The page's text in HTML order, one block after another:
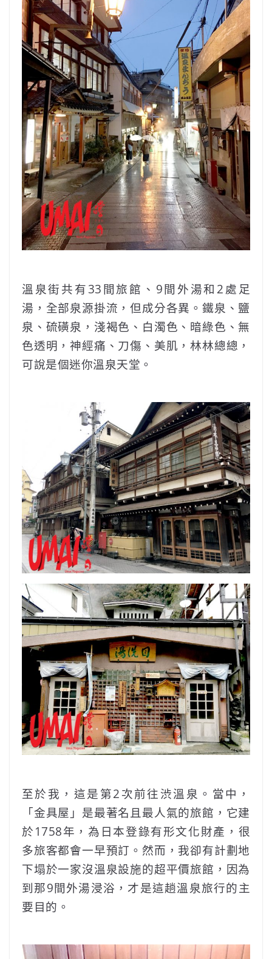
溫泉街共有33間旅館、9間外湯和2處足
湯，全部泉源掛流，但成分各異。鐵泉、鹽
泉、硫磺泉，淺褐色、白濁色、暗綠色、無
色透明，神經痛、刀傷、美肌，林林總總，
可說是個迷你溫泉天堂。
至於我，這是第2次前往渋溫泉。當中，
「金具屋」是最著名且最人氣的旅館，它建
於1758年，為日本登錄有形文化財產，很
多旅客都會一早預訂。然而，我卻有計劃地
下塌於一家沒溫泉設施的超平價旅館，因為
到那9間外湯浸浴，才是這趟溫泉旅行的主
要目的。